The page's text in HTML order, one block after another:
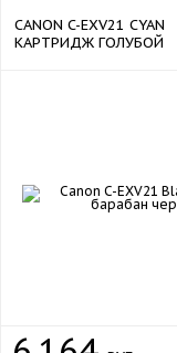
CANON C-EXV21 CYAN
КАРТРИДЖ ГОЛУБОЙ